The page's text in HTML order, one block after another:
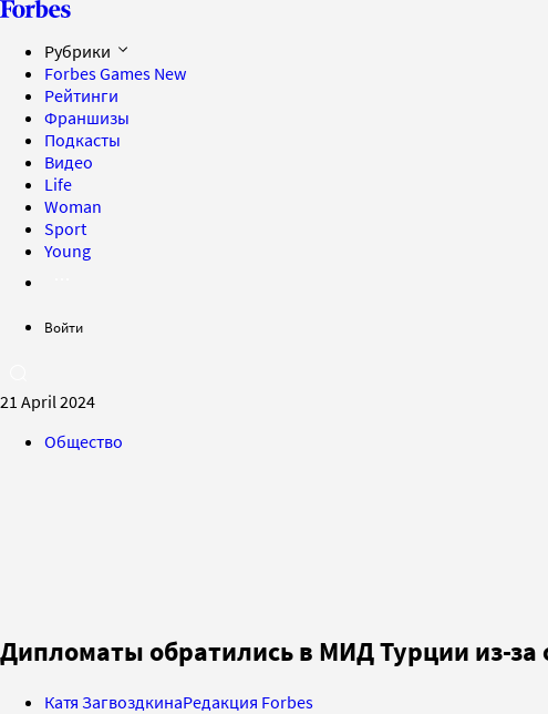
Рубрики
Forbes Games New
Рейтинги
Франшизы
Подкасты
Видео
Life
Woman
Sport
Young
Войти
21 April 2024
Общество
Дипломаты обратились в МИД Турции из-за
Катя ЗагвоздкинаРедакция Forbes